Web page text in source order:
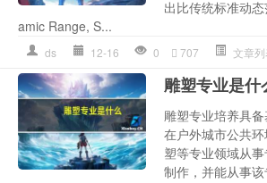
出比传统标准动
amic Range, S...
ds 12-16 0 707 文章
雕塑专业是什
雕塑专业培养具
在户外城市公共
塑等专业领域从
制作，并能从事